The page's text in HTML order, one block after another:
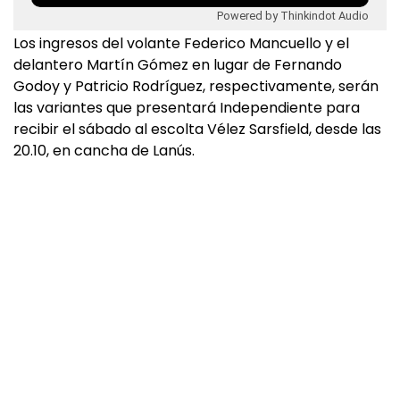
Powered by Thinkindot Audio
Los ingresos del volante Federico Mancuello y el
delantero Martín Gómez en lugar de Fernando
Godoy y Patricio Rodríguez, respectivamente, serán
las variantes que presentará Independiente para
recibir el sábado al escolta Vélez Sarsfield, desde las
20.10, en cancha de Lanús.